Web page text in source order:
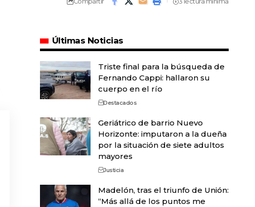
Últimas Noticias
Triste final para la búsqueda de
Fernando Cappi: hallaron su
cuerpo en el río
Destacados
Geriátrico de barrio Nuevo
Horizonte: imputaron a la dueña
por la situación de siete adultos
mayores
Justicia
Madelón, tras el triunfo de Unión:
“Más allá de los puntos me